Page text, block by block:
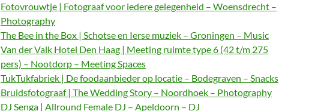
Fotovrouwtje | Fotograaf voor iedere gelegenheid – Woensdrecht –
Photography
The Bee in the Box | Schotse en Ierse muziek – Groningen – Music
Van der Valk Hotel Den Haag | Meeting ruimte type 6 (42 t/m 275
pers) – Nootdorp – Meeting Spaces
TukTukfabriek | De foodaanbieder op locatie – Bodegraven – Snacks
Bruidsfotograaf | The Wedding Story – Noordhoek – Photography
DJ Senga | Allround Female DJ – Apeldoorn – DJ